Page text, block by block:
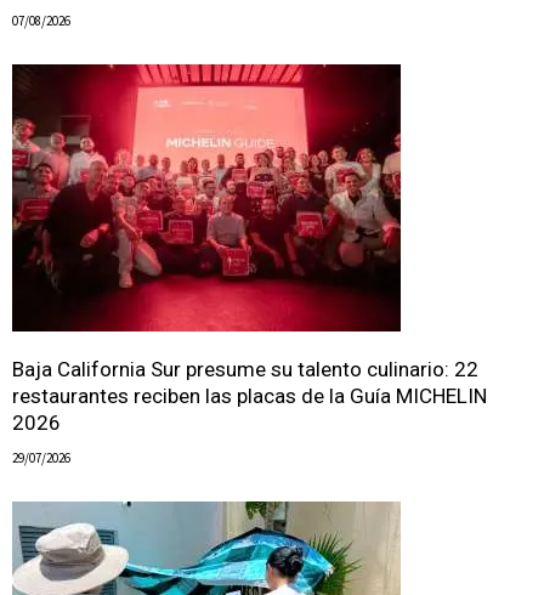
07/08/2026
Baja California Sur presume su talento culinario: 22
restaurantes reciben las placas de la Guía MICHELIN
2026
29/07/2026